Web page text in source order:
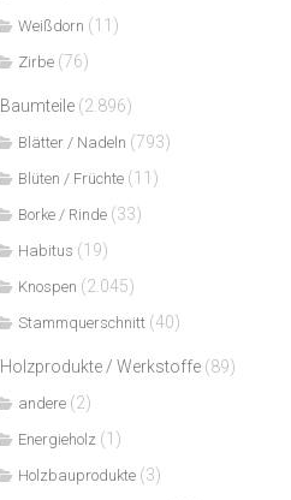
Weißdorn (11)
Zirbe (76)
Baumteile (2.896)
Blätter / Nadeln (793)
Blüten / Früchte (11)
Borke / Rinde (33)
Habitus (19)
Knospen (2.045)
Stammquerschnitt (40)
Holzprodukte / Werkstoffe (89)
andere (2)
Energieholz (1)
Holzbauprodukte (3)